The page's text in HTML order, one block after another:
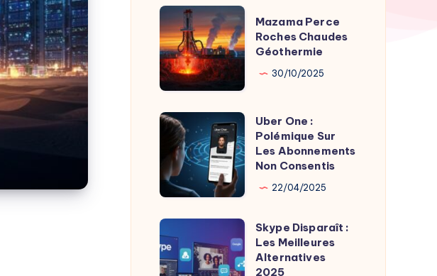
TV
Time
par
Son
Fondateur
Mazama
Perce
Roches
Chaudes
Géothermie
Mazama Perce
Roches Chaudes
Géothermie
30/10/2025
Uber
One
Polémique
Sur
Les
Abonnements
Non
Uber One :
Polémique Sur
Les Abonnements
Non Consentis
22/04/2025
Skype
Disparaît
:
Skype Disparaît :
Les Meilleures
Alternatives
2025